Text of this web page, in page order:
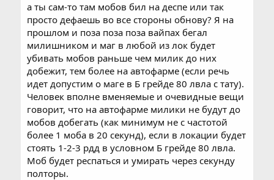
а ты сам-то там мобов бил на деспе или так
просто дефаешь во все стороны обнову? Я на
прошлом и поза поза поза вайпах бегал
милишником и маг в любой из лок будет
убивать мобов раньше чем милик до них
добежит, тем более на автофарме (если речь
идет допустим о маге в Б грейде 80 лвла с тату).
Человек вполне вменяемые и очевидные вещи
говорит, что на автофарме милики не будут до
мобов добегать (как минимум не с частотой
более 1 моба в 20 секунд), если в локации будет
стоять 1-2-3 рдд в условном Б грейде 80 лвла.
Моб будет респаться и умирать через секунду
полторы.